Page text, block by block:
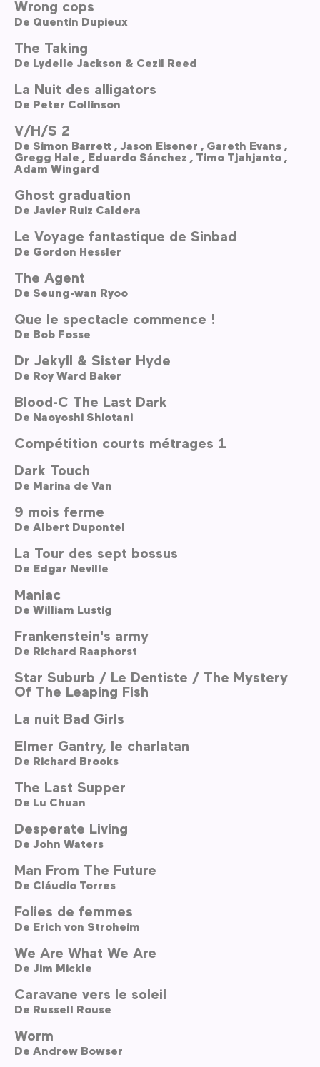
Wrong cops
De Quentin Dupieux
The Taking
De Lydelle Jackson & Cezil Reed
La Nuit des alligators
De Peter Collinson
V/H/S 2
De Simon Barrett , Jason Eisener , Gareth Evans ,
Gregg Hale , Eduardo Sánchez , Timo Tjahjanto ,
Adam Wingard
Ghost graduation
De Javier Ruiz Caldera
Le Voyage fantastique de Sinbad
De Gordon Hessler
The Agent
De Seung-wan Ryoo
Que le spectacle commence !
De Bob Fosse
Dr Jekyll & Sister Hyde
De Roy Ward Baker
Blood-C The Last Dark
De Naoyoshi Shiotani
Compétition courts métrages 1
Dark Touch
De Marina de Van
9 mois ferme
De Albert Dupontel
La Tour des sept bossus
De Edgar Neville
Maniac
De William Lustig
Frankenstein's army
De Richard Raaphorst
Star Suburb / Le Dentiste / The Mystery
Of The Leaping Fish
La nuit Bad Girls
Elmer Gantry, le charlatan
De Richard Brooks
The Last Supper
De Lu Chuan
Desperate Living
De John Waters
Man From The Future
De Cláudio Torres
Folies de femmes
De Erich von Stroheim
We Are What We Are
De Jim Mickle
Caravane vers le soleil
De Russell Rouse
Worm
De Andrew Bowser